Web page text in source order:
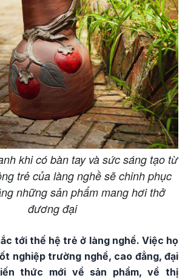
khi có bàn tay và sức sáng tạo từ
trẻ của làng nghề sẽ chinh phục
những sản phẩm mang hơi thở
đương đại
tới thế hệ trẻ ở làng nghề. Việc họ
nghiệp trường nghề, cao đẳng, đại
thức mới về sản phẩm, về thị